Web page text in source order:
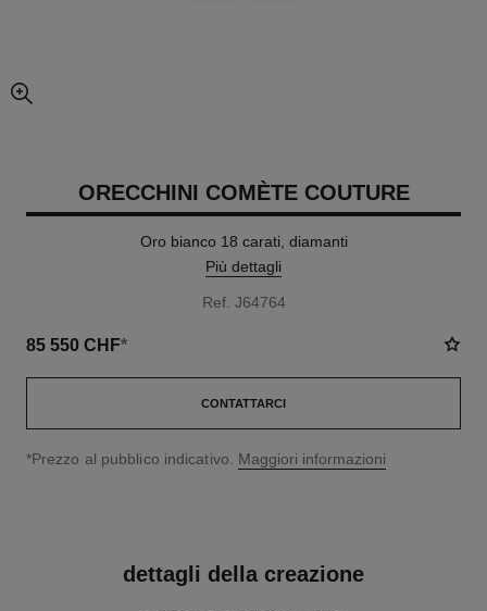
ingrandimento dell’immagine
ORECCHINI COMÈTE COUTURE
Oro bianco 18 carati, diamanti
Più dettagli
Ref. J64764
85 550 CHF*
CONTATTARCI
↩
*Prezzo al pubblico indicativo. Maggiori informazioni
dettagli della creazione